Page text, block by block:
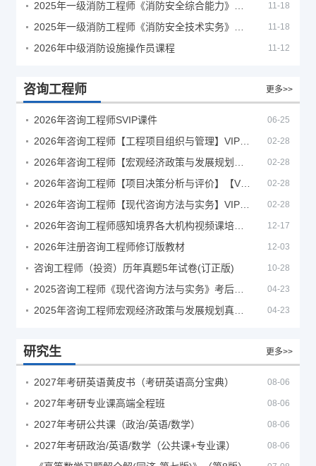
11-18
11-18
2026年中级消防设施操作员课程 11-12
咨询工程师 更多>>
2026年咨询工程师SVIP课件 06-25
02-28
02-28
02-28
02-28
12-17
2026年注册咨询工程师修订版教材 12-03
咨询工程师（投资）历年真题5年试卷(订正版) 10-28
04-23
04-23
研究生 更多>>
2027年考研英语黄皮书（考研英语高分宝典） 08-06
2027年考研专业课高端全程班 08-06
2027年考研公共课（政治/英语/数学） 08-06
2027年考研政治/英语/数学（公共课+专业课） 08-06